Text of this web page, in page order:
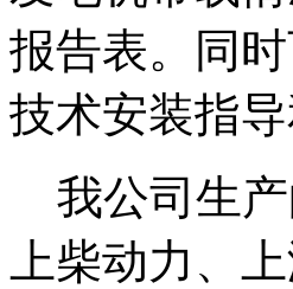
报告表。同
技术安装指
我公司生产
上柴动力、